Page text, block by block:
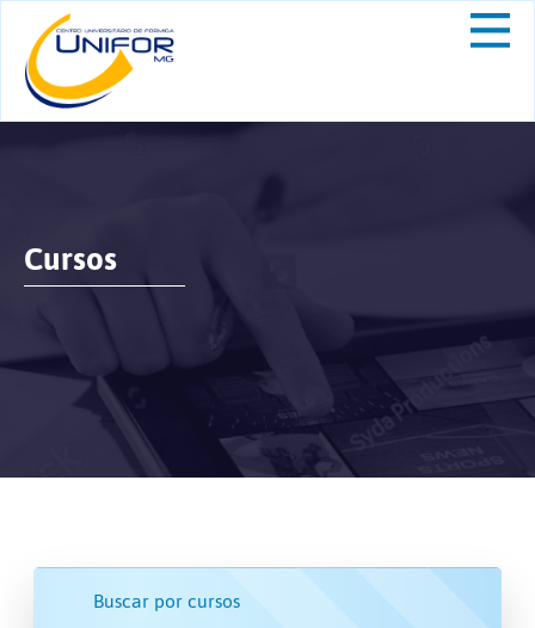
Cursos
Buscar por cursos